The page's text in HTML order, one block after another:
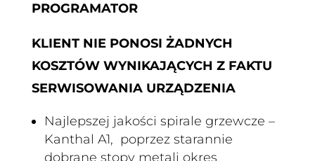
PROGRAMATOR
KLIENT NIE PONOSI ŻADNYCH
KOSZTÓW WYNIKAJĄCYCH Z FAKTU
SERWISOWANIA URZĄDZENIA
Najlepszej jakości spirale grzewcze –
Kanthal A1, poprzez starannie
dobrane stopy metali okres